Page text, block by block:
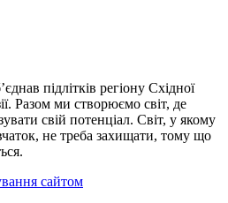
підлітків регіону Східної
Разом ми створюємо світ, де
свій потенціал. Світ, у якому
не треба захищати, тому що
сайтом